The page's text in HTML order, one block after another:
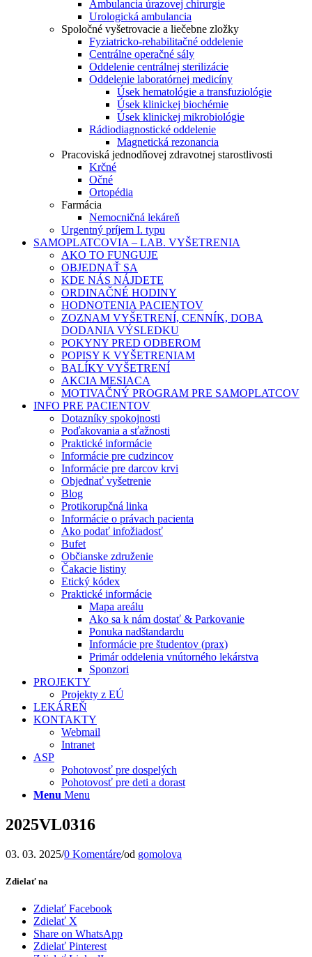
Ambulancia úrazovej chirurgie
Urologická ambulancia
Spoločné vyšetrovacie a liečebne zložky
Fyziatricko-rehabilitačné oddelenie
Centrálne operačné sály
Oddelenie centrálnej sterilizácie
Oddelenie laboratórnej medicíny
Úsek hematológie a transfuziológie
Úsek klinickej biochémie
Úsek klinickej mikrobiológie
Rádiodiagnostické oddelenie
Magnetická rezonancia
Pracoviská jednodňovej zdravotnej starostlivosti
Krčné
Očné
Ortopédia
Farmácia
Nemocničná lekáreň
Urgentný príjem I. typu
SAMOPLATCOVIA – LAB. VYŠETRENIA
AKO TO FUNGUJE
OBJEDNAŤ SA
KDE NÁS NÁJDETE
ORDINAČNÉ HODINY
HODNOTENIA PACIENTOV
ZOZNAM VYŠETRENÍ, CENNÍK, DOBA
DODANIA VÝSLEDKU
POKYNY PRED ODBEROM
POPISY K VYŠETRENIAM
BALÍKY VYŠETRENÍ
AKCIA MESIACA
MOTIVAČNÝ PROGRAM PRE SAMOPLATCOV
INFO PRE PACIENTOV
Dotazníky spokojnosti
Poďakovania a sťažnosti
Praktické informácie
Informácie pre cudzincov
Informácie pre darcov krvi
Objednať vyšetrenie
Blog
Protikorupčná linka
Informácie o právach pacienta
Ako podať infožiadosť
Bufet
Občianske združenie
Čakacie listiny
Etický kódex
Praktické informácie
Mapa areálu
Ako sa k nám dostať & Parkovanie
Ponuka nadštandardu
Informácie pre študentov (prax)
Primár oddelenia vnútorného lekárstva
Sponzori
PROJEKTY
Projekty z EÚ
LEKÁREŇ
KONTAKTY
Webmail
Intranet
ASP
Pohotovosť pre dospelých
Pohotovosť pre deti a dorast
Menu Menu
2025VL0316
03. 03. 2025/0 Komentáre/od gomolova
Zdielať na
Zdielať Facebook
Zdielať X
Share on WhatsApp
Zdielať Pinterest